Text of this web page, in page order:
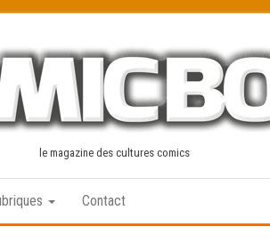
le magazine des cultures comics
Contact